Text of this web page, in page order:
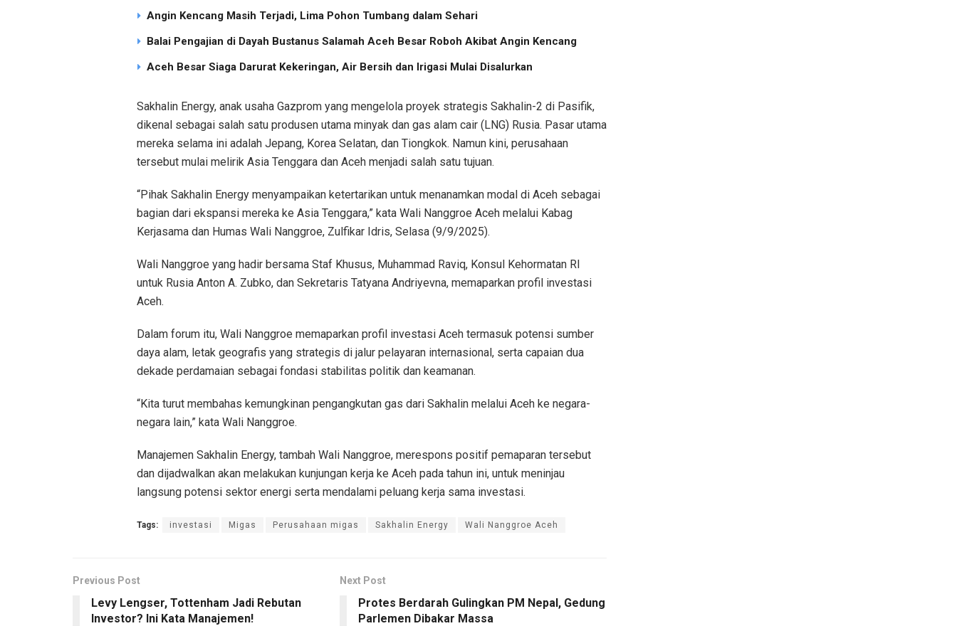
Angin Kencang Masih Terjadi, Lima Pohon Tumbang dalam Sehari
Balai Pengajian di Dayah Bustanus Salamah Aceh Besar Roboh Akibat Angin Kencang
Aceh Besar Siaga Darurat Kekeringan, Air Bersih dan Irigasi Mulai Disalurkan
Sakhalin Energy, anak usaha Gazprom yang mengelola proyek strategis Sakhalin-2 di Pasifik,
dikenal sebagai salah satu produsen utama minyak dan gas alam cair (LNG) Rusia. Pasar utama
mereka selama ini adalah Jepang, Korea Selatan, dan Tiongkok. Namun kini, perusahaan
tersebut mulai melirik Asia Tenggara dan Aceh menjadi salah satu tujuan.
“Pihak Sakhalin Energy menyampaikan ketertarikan untuk menanamkan modal di Aceh sebagai
bagian dari ekspansi mereka ke Asia Tenggara,” kata Wali Nanggroe Aceh melalui Kabag
Kerjasama dan Humas Wali Nanggroe, Zulfikar Idris, Selasa (9/9/2025).
Wali Nanggroe yang hadir bersama Staf Khusus, Muhammad Raviq, Konsul Kehormatan RI
untuk Rusia Anton A. Zubko, dan Sekretaris Tatyana Andriyevna, memaparkan profil investasi
Aceh.
Dalam forum itu, Wali Nanggroe memaparkan profil investasi Aceh termasuk potensi sumber
daya alam, letak geografis yang strategis di jalur pelayaran internasional, serta capaian dua
dekade perdamaian sebagai fondasi stabilitas politik dan keamanan.
“Kita turut membahas kemungkinan pengangkutan gas dari Sakhalin melalui Aceh ke negara-
negara lain,” kata Wali Nanggroe.
Manajemen Sakhalin Energy, tambah Wali Nanggroe, merespons positif pemaparan tersebut
dan dijadwalkan akan melakukan kunjungan kerja ke Aceh pada tahun ini, untuk meninjau
langsung potensi sektor energi serta mendalami peluang kerja sama investasi.
Tags: investasi Migas Perusahaan migas Sakhalin Energy Wali Nanggroe Aceh
Previous Post
Levy Lengser, Tottenham Jadi Rebutan
Investor? Ini Kata Manajemen!
Next Post
Protes Berdarah Gulingkan PM Nepal, Gedung
Parlemen Dibakar Massa